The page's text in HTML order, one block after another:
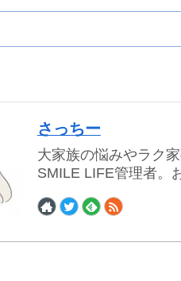
さっちー
大家族の悩みやラク
SMILE LIFE管理者。